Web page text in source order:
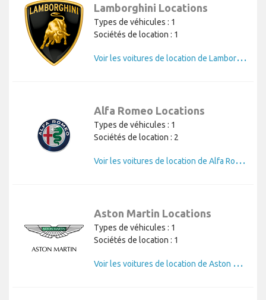
Lamborghini Locations
Types de véhicules : 1
Sociétés de location : 1
V
oir les voitures de location de Lamborghini
Alfa Romeo Locations
Types de véhicules : 1
Sociétés de location : 2
V
oir les voitures de location de Alfa Romeo
Aston Martin Locations
Types de véhicules : 1
Sociétés de location : 1
V
oir les voitures de location de Aston Martin